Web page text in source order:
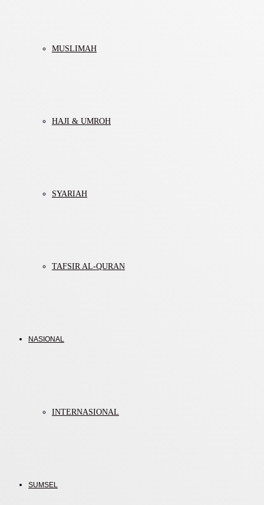
MUSLIMAH
HAJI & UMROH
SYARIAH
TAFSIR AL-QURAN
NASIONAL
INTERNASIONAL
SUMSEL